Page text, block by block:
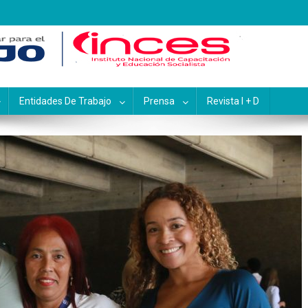
y Educación
Entidades De Trabajo Prensa Revista I + D